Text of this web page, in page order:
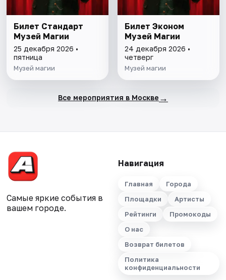
Билет Стандарт
Музей Магии
25 декабря 2026 •
пятница
Музей магии
Билет Эконом
Музей Магии
24 декабря 2026 •
четверг
Музей магии
Все мероприятия в Москве →
Самые яркие события в
вашем городе.
Навигация
Главная
Города
Площадки
Артисты
Рейтинги
Промокоды
О нас
Возврат билетов
Политика
конфиденциальности